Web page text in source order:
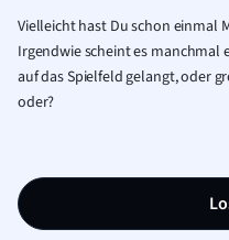
Vielleicht hast Du schon einmal
Irgendwie scheint es manchmal
auf das Spielfeld gelangt, oder
oder?